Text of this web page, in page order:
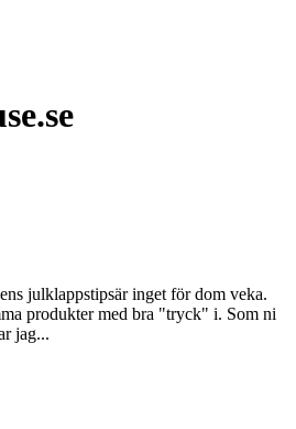
julklappstipsär inget för dom veka.
produkter med bra "tryck" i. Som ni
jag...